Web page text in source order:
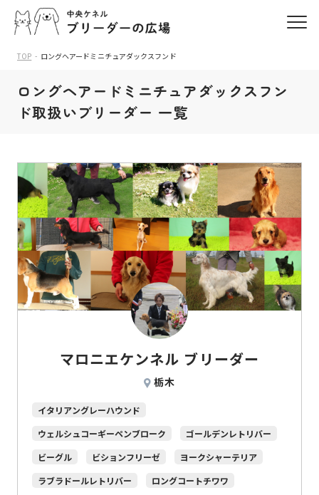
TOP ロングヘアードミニチュアダックスフンド
ロングヘアードミニチュアダックスフン
ド取扱いブリーダー 一覧
マロニエケンネル ブリーダー
栃木
イタリアングレーハウンド
ウェルシュコーギーペンブローク
ゴールデンレトリバー
ビーグル
ビションフリーゼ
ヨークシャーテリア
ラブラドールレトリバー
ロングコートチワワ